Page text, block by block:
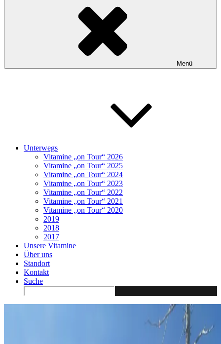
Menü
Unterwegs
Vitamine „on Tour“ 2026
Vitamine „on Tour“ 2025
Vitamine „on Tour“ 2024
Vitamine „on Tour“ 2023
Vitamine „on Tour“ 2022
Vitamine „on Tour“ 2021
Vitamine „on Tour“ 2020
2019
2018
2017
Unsere Vitamine
Über uns
Standort
Kontakt
Suche
Search
for: